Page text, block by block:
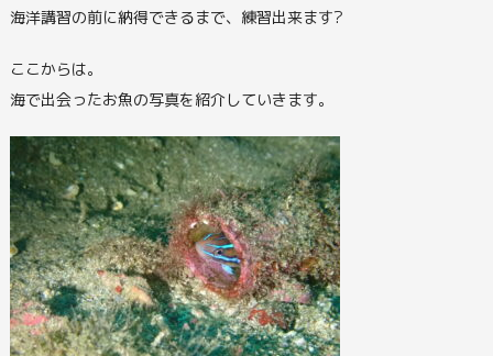
海洋講習の前に納得できるまで、練習出来ます?
ここからは。
海で出会ったお魚の写真を紹介していきます。